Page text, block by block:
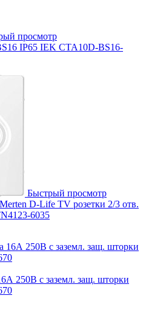
просмотр
IP65 IEK CTA10D-BS16-
Быстрый просмотр
D-Life TV розетки 2/3 отв.
6035
250В с заземл. защ. шторки